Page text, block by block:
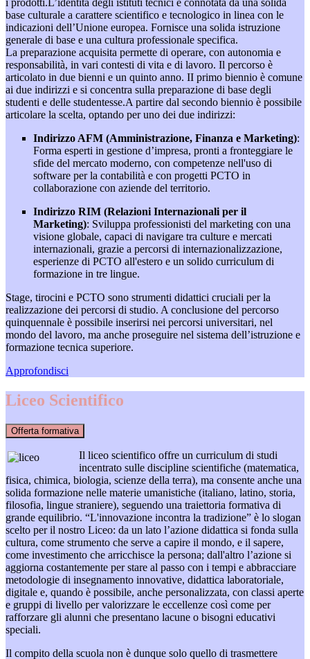
base culturale a carattere scientifico e tecnologico in linea con le
indicazioni dell’Unione europea. Fornisce una solida istruzione
generale di base e una cultura professionale specifica.
La preparazione acquisita permette di operare, con autonomia e
responsabilità, in vari contesti di vita e di lavoro. Il percorso è
articolato in due bienni e un quinto anno. II primo biennio è comune
ai due indirizzi e si concentra sulla preparazione di base degli
studenti e delle studentesse.A partire dal secondo biennio è possibile
articolare la scelta, optando per uno dei due indirizzi:
Indirizzo AFM (Amministrazione, Finanza e Marketing):
Forma esperti in gestione d’impresa, pronti a fronteggiare le
sfide del mercato moderno, con competenze nell'uso di
software per la contabilità e con progetti PCTO in
collaborazione con aziende del territorio.
Indirizzo RIM (Relazioni Internazionali per il
Marketing): Sviluppa professionisti del marketing con una
visione globale, capaci di navigare tra culture e mercati
internazionali, grazie a percorsi di internazionalizzazione,
esperienze di PCTO all'estero e un solido curriculum di
formazione in tre lingue.
Stage, tirocini e PCTO sono strumenti didattici cruciali per la
realizzazione dei percorsi di studio. A conclusione del percorso
quinquennale è possibile inserirsi nei percorsi universitari, nel
mondo del lavoro, ma anche proseguire nel sistema dell’istruzione e
formazione tecnica superiore.
Approfondisci
Liceo Scientifico
Offerta formativa
Il liceo scientifico offre un curriculum di studi
incentrato sulle discipline scientifiche (matematica,
fisica, chimica, biologia, scienze della terra), ma consente anche una
solida formazione nelle materie umanistiche (italiano, latino, storia,
filosofia, lingue straniere), seguendo una traiettoria formativa di
grande equilibrio. “L'innovazione incontra la tradizione” è lo slogan
scelto per il nostro Liceo: da un lato l’azione didattica si fonda sulla
cultura, come strumento che serve a capire il mondo, e il sapere,
come investimento che arricchisce la persona; dall'altro l’azione si
aggiorna costantemente per stare al passo con i tempi e abbracciare
metodologie di insegnamento innovative, didattica laboratoriale,
digitale e, quando è possibile, anche personalizzata, con classi aperte
e gruppi di livello per valorizzare le eccellenze così come per
rafforzare gli alunni che presentano lacune o bisogni educativi
speciali.
Il compito della scuola non è dunque solo quello di trasmettere